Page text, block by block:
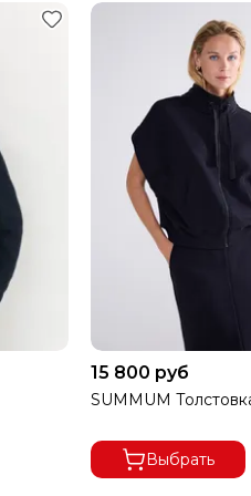
РЕГИОНА
15 800 руб
SUMMUM
Выбрать